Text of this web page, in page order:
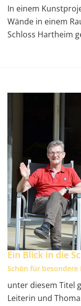
In einem
Wände in einem
Schloss Hartheim
Ein Blick in die
Schön für besondere
unter diesem Titel
Leiterin und